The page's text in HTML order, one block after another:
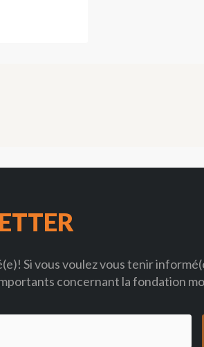
Si vous voulez vous tenir
concernant la fondation